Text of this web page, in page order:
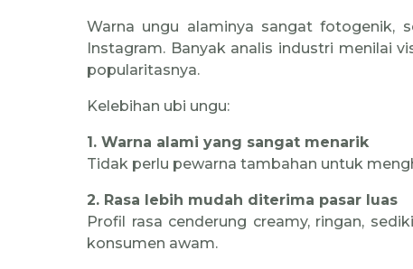
Warna ungu alaminya sangat fotogenik,
Instagram. Banyak analis industri menilai
popularitasnya.
Kelebihan ubi ungu:
1. Warna alami yang sangat menarik
Tidak perlu pewarna tambahan untuk
2. Rasa lebih mudah diterima pasar luas
Profil rasa cenderung creamy, ringan,
konsumen awam.